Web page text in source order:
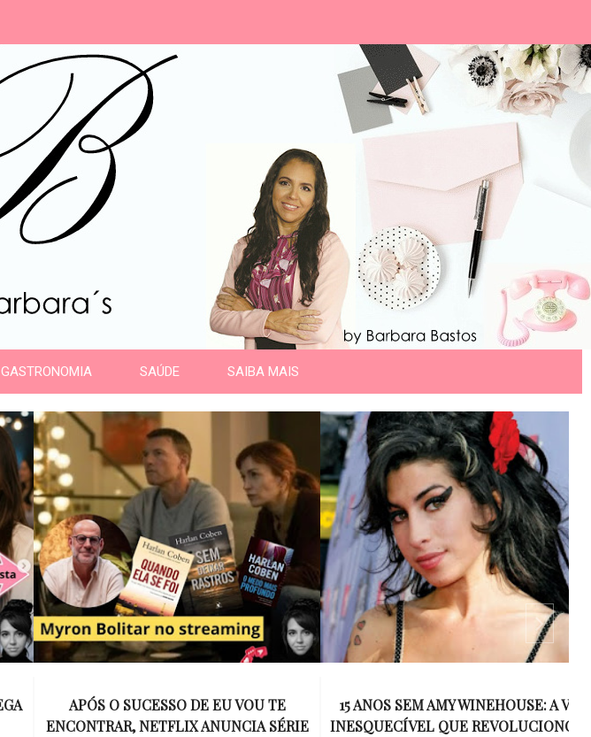
GASTRONOMIA SAÚDE SAIBA MAIS
APÓS O SUCESSO DE EU VOU TE
ENCONTRAR, NETFLIX ANUNCIA SÉRIE
15 ANOS SEM AMY WINEHOUSE: A VOZ
INESQUECÍVEL QUE REVOLUCIONOU A